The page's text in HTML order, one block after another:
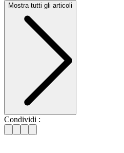
Mostra tutti gli articoli
Condividi :